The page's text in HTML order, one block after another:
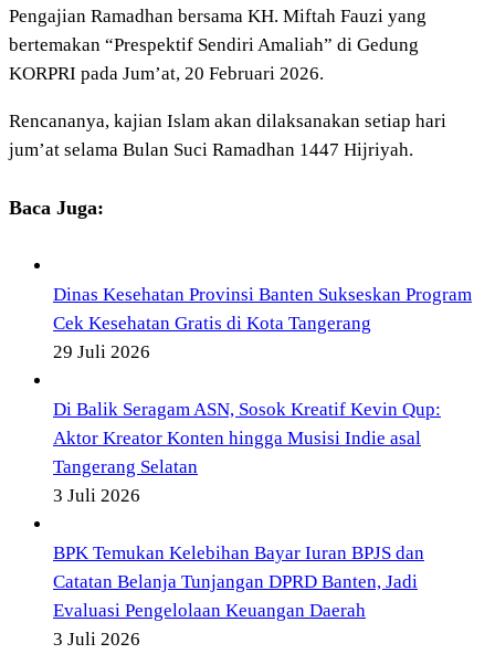
Pengajian Ramadhan bersama KH. Miftah Fauzi yang
bertemakan “Prespektif Sendiri Amaliah” di Gedung
KORPRI pada Jum’at, 20 Februari 2026.
Rencananya, kajian Islam akan dilaksanakan setiap hari
jum’at selama Bulan Suci Ramadhan 1447 Hijriyah.
Baca Juga:
Dinas Kesehatan Provinsi Banten Sukseskan Program
Cek Kesehatan Gratis di Kota Tangerang
29 Juli 2026
Di Balik Seragam ASN, Sosok Kreatif Kevin Qup:
Aktor Kreator Konten hingga Musisi Indie asal
Tangerang Selatan
3 Juli 2026
BPK Temukan Kelebihan Bayar Iuran BPJS dan
Catatan Belanja Tunjangan DPRD Banten, Jadi
Evaluasi Pengelolaan Keuangan Daerah
3 Juli 2026